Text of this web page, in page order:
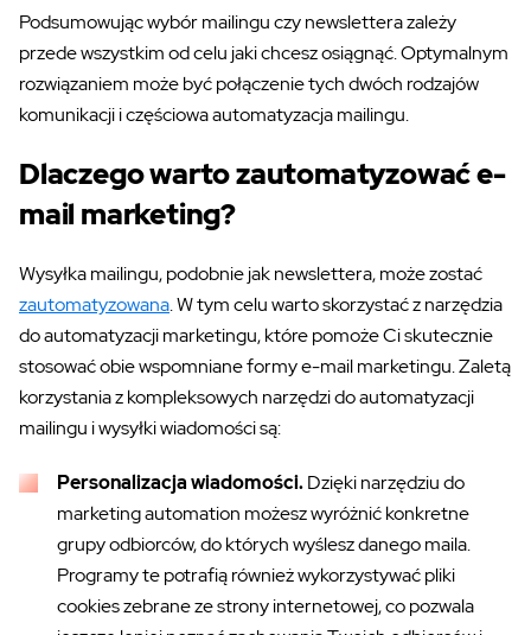
Podsumowując wybór mailingu czy newslettera zależy
przede wszystkim od celu jaki chcesz osiągnąć. Optymalnym
rozwiązaniem może być połączenie tych dwóch rodzajów
komunikacji i częściowa automatyzacja mailingu.
Dlaczego warto zautomatyzować e-
mail marketing?
Wysyłka mailingu, podobnie jak newslettera, może zostać
zautomatyzowana. W tym celu warto skorzystać z narzędzia
do automatyzacji marketingu, które pomoże Ci skutecznie
stosować obie wspomniane formy e-mail marketingu. Zaletą
korzystania z kompleksowych narzędzi do automatyzacji
mailingu i wysyłki wiadomości są:
Personalizacja wiadomości.Dzięki narzędziu do
marketing automation możesz wyróżnić konkretne
grupy odbiorców, do których wyślesz danego maila.
Programy te potrafią również wykorzystywać pliki
cookies zebrane ze strony internetowej, co pozwala